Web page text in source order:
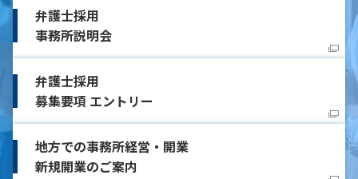
弁護士採用
事務所説明会
弁護士採用
募集要項 エントリー
地方での事務所経営・開業
新規開業のご案内